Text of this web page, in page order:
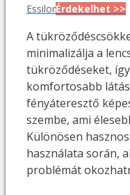
EssilorÉrdekelhet >>
A
minimalizálja a
tükröződéseket,
komfortosabb
fényáteresztő
szembe, ami
Különösen
használata során,
problémát